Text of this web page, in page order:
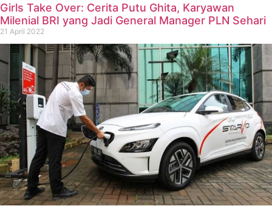
Girls Take Over: Cerita Putu Ghita, Karyawan
Milenial BRI yang Jadi General Manager PLN Sehari
21 April 2022